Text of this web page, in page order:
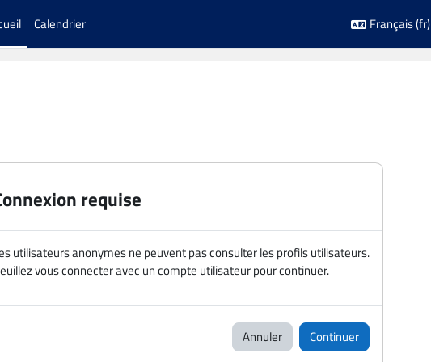
Calendrier Français ‎(fr)‎
requise
utilisateurs anonymes ne peuvent pas consulter les profils utilisateurs.
vous connecter avec un compte utilisateur pour continuer.
Annuler Continuer